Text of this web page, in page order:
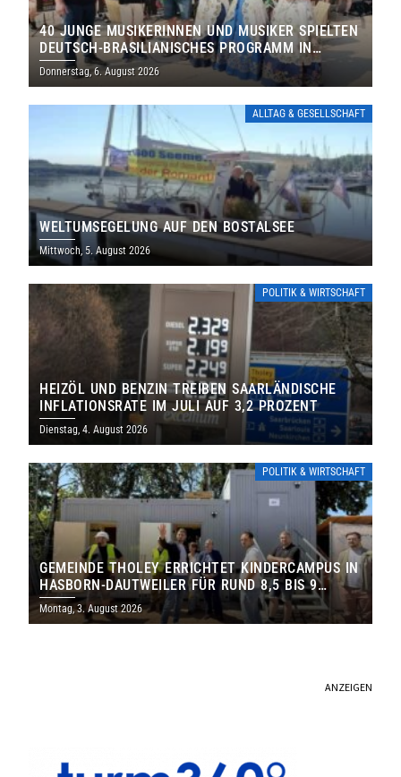
40 JUNGE MUSIKERINNEN UND MUSIKER SPIELTEN
DEUTSCH-BRASILIANISCHES PROGRAMM IN
THOLEY
Donnerstag, 6. August 2026
ALLTAG & GESELLSCHAFT
WELTUMSEGELUNG AUF DEN BOSTALSEE
Mittwoch, 5. August 2026
POLITIK & WIRTSCHAFT
HEIZÖL UND BENZIN TREIBEN SAARLÄNDISCHE
INFLATIONSRATE IM JULI AUF 3,2 PROZENT
Dienstag, 4. August 2026
POLITIK & WIRTSCHAFT
GEMEINDE THOLEY ERRICHTET KINDERCAMPUS IN
HASBORN-DAUTWEILER FÜR RUND 8,5 BIS 9
MILLIONEN EURO
Montag, 3. August 2026
ANZEIGEN